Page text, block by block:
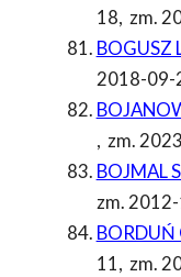
18, zm.
BOGUSZ
2018-09-
, zm.
BOJMAL
zm.
BORDUŃ
11, zm.